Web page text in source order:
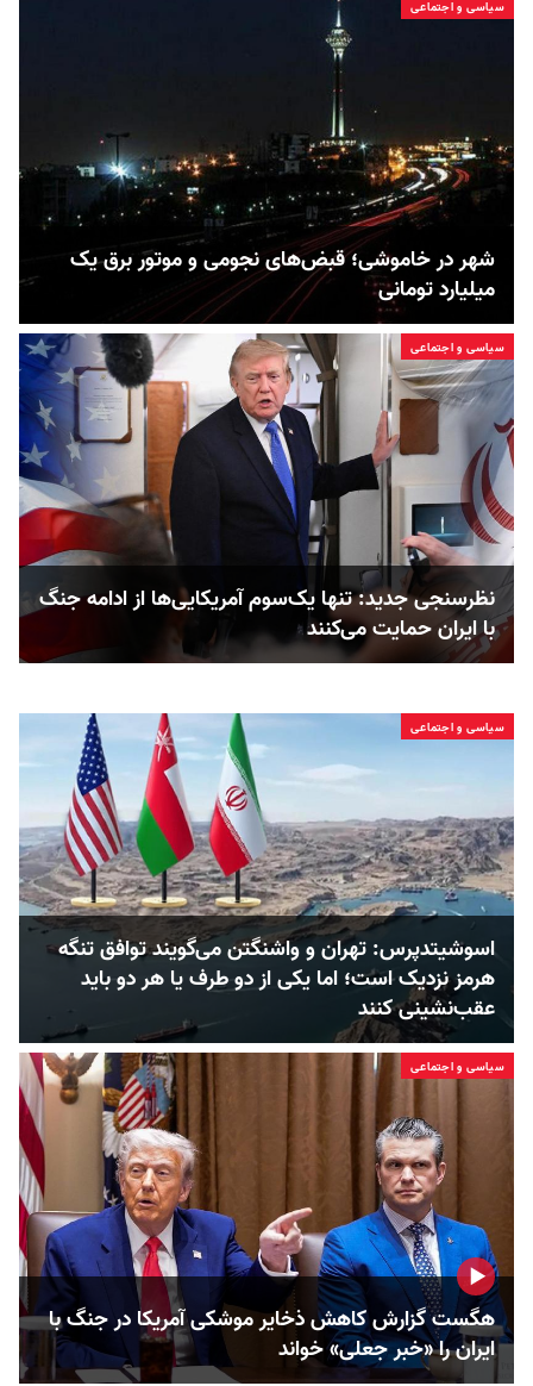
سیاسی و اجتماعی
شهر در خاموشی؛ قبض‌های نجومی و موتور برق یک
میلیارد تومانی
سیاسی و اجتماعی
نظرسنجی جدید: تنها یک‌سوم آمریکایی‌ها از ادامه جنگ
با ایران حمایت می‌کنند
سیاسی و اجتماعی
اسوشیتدپرس: تهران و واشنگتن می‌گویند توافق تنگه
هرمز نزدیک است؛ اما یکی از دو طرف یا هر دو باید
عقب‌نشینی کنند
سیاسی و اجتماعی
هگست گزارش کاهش ذخایر موشکی آمریکا در جنگ با
ایران را «خبر جعلی» خواند